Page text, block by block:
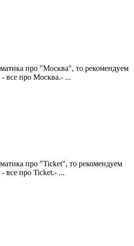
про "Москва", то рекомендуем
- все про Москва.- ...
про "Ticket", то рекомендуем
- все про Ticket.- ...